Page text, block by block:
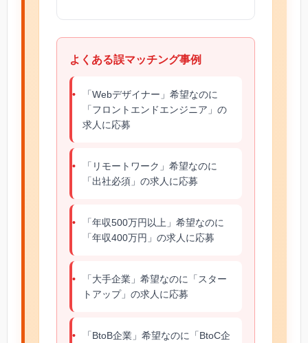
よくある誤マッチング事例
「Webデザイナー」希望なのに
「フロントエンドエンジニア」の
求人に応募
「リモートワーク」希望なのに
「出社必須」の求人に応募
「年収500万円以上」希望なのに
「年収400万円」の求人に応募
「大手企業」希望なのに「スター
トアップ」の求人に応募
「BtoB企業」希望なのに「BtoC企